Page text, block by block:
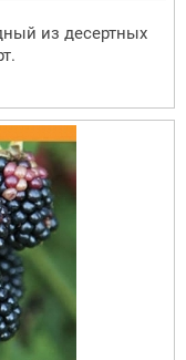
из десертных